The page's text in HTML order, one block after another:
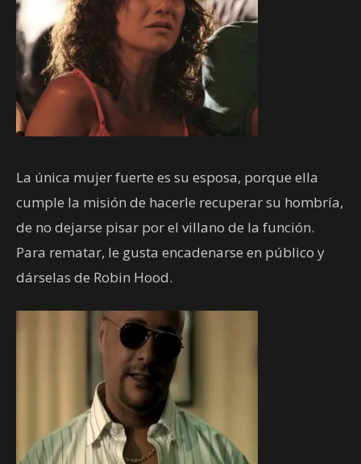
La única mujer fuerte es su esposa, porque ella
cumple la misión de hacerle recuperar su hombría,
de no dejarse pisar por el villano de la función.
Para rematar, le gusta encadenarse en público y
dárselas de Robin Hood.